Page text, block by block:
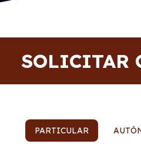
SOLICITAR
PARTICULAR